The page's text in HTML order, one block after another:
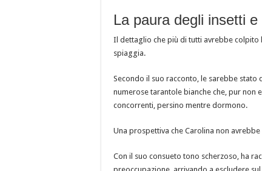
La paura degli insetti
Il dettaglio che più di tutti avrebbe colpito
spiaggia.
Secondo il suo racconto, le sarebbe
numerose tarantole bianche che, pur non
concorrenti, persino mentre dormono.
Una prospettiva che Carolina non
Con il suo consueto tono scherzoso, ha